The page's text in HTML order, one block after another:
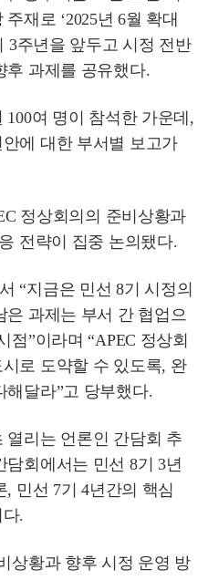
재로 ‘2025년 6월 확대
3주년을 앞두고 시정 전반
후 과제를 공유했다.
여 명이 참석한 가운데,
에 대한 부서별 보고가
정상회의의 준비상황과
전략이 집중 논의됐다.
“지금은 민선 8기 시정의
은 과제는 부서 간 협업으
”이라며 “APEC 정상회
로 도약할 수 있도록, 완
해달라”고 당부했다.
열리는 언론인 간담회 추
회에서는 민선 8기 3년
민선 7기 4년간의 핵심
.
상황과 향후 시정 운영 방